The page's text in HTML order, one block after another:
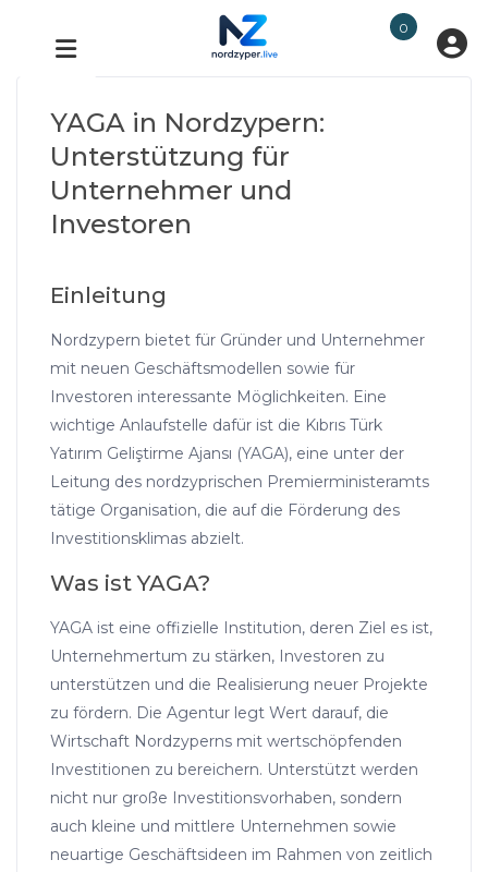
0
YAGA in Nordzypern:
Unterstützung für
Unternehmer und
Investoren
Einleitung
Nordzypern bietet für Gründer und Unternehmer
mit neuen Geschäftsmodellen sowie für
Investoren interessante Möglichkeiten. Eine
wichtige Anlaufstelle dafür ist die Kıbrıs Türk
Yatırım Geliştirme Ajansı (YAGA), eine unter der
Leitung des nordzyprischen Premierministeramts
tätige Organisation, die auf die Förderung des
Investitionsklimas abzielt.
Was ist YAGA?
YAGA ist eine offizielle Institution, deren Ziel es ist,
Unternehmertum zu stärken, Investoren zu
unterstützen und die Realisierung neuer Projekte
zu fördern. Die Agentur legt Wert darauf, die
Wirtschaft Nordzyperns mit wertschöpfenden
Investitionen zu bereichern. Unterstützt werden
nicht nur große Investitionsvorhaben, sondern
auch kleine und mittlere Unternehmen sowie
neuartige Geschäftsideen im Rahmen von zeitlich